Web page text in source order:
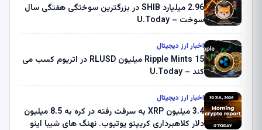
2.96 میلیارد SHIB در بزرگترین سوختگی هفتگی سال
سوخت – U.Today
اخبار ارز دیجیتال
Ripple Mints 15 میلیون RLUSD در اتریوم کسب می
کند – U.Today
اخبار ارز دیجیتال
3.4 میلیون XRP به سرقت رفته در کره به 8.5 میلیون
دلار کلاهبرداری کریپتو یوتیوب. نهنگ های شیبا اینو